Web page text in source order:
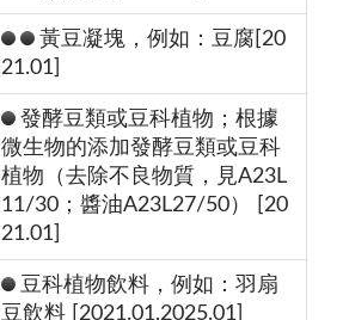
黃豆凝塊，例如：豆腐[20
21.01]
發酵豆類或豆科植物；根據
微生物的添加發酵豆類或豆科
植物（去除不良物質，見A23L
11/30；醬油A23L27/50） [20
21.01]
豆科植物飲料，例如：羽扇
豆飲料 [2021.01,2025.01]